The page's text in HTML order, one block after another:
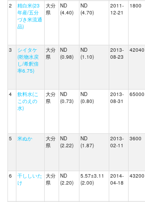
2
精白米(23
年産/五分
づき米流通
品)
大分
県
ND
(4.40)
ND
(4.70)
2011-
12-21
1800
3
シイタケ
(乾物水戻
し/希釈倍
率6.75)
大分
県
ND
(0.98)
ND
(1.10)
2013-
08-23
42040
4
飲料水(こ
このえの
水)
大分
県
ND
(0.73)
ND
(0.80)
2013-
08-31
65000
5
米ぬか
大分
県
ND
(2.22)
ND
(1.87)
2013-
02-11
3600
6
干ししいた
け
大分
県
ND
(2.20)
5.57±3.11
(2.00)
2014-
04-18
43200